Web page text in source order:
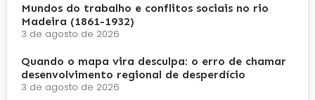
Mundos do trabalho e conflitos sociais no rio
Madeira (1861-1932)
3 de agosto de 2026
Quando o mapa vira desculpa: o erro de chamar
desenvolvimento regional de desperdício
3 de agosto de 2026